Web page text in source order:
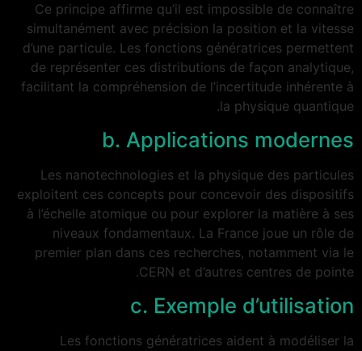
Ce principe affirme qu’il est impossible de connaître
simultanément avec précision la position et la vitesse
d’une particule. Les fonctions génératrices permettent
de représenter ces distributions de façon analytique,
facilitant la compréhension de l’incertitude inhérente à
la physique quantique.
b. Applications modernes
Les nanotechnologies et la physique des particules
exploitent ces concepts pour concevoir des dispositifs
à l’échelle atomique ou pour explorer la matière à ses
niveaux fondamentaux. La France joue un rôle de
premier plan dans ces recherches, notamment via le
CERN et d’autres centres de pointe.
c. Exemple d’utilisation
Les fonctions génératrices aident à modéliser la